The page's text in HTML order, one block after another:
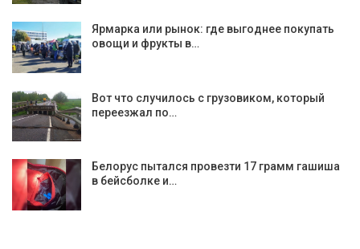
Ярмарка или рынок: где выгоднее покупать
овощи и фрукты в…
Вот что случилось с грузовиком, который
переезжал по…
Белорус пытался провезти 17 грамм гашиша
в бейсболке и…